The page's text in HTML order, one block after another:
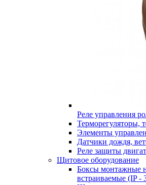
Реле управления
Терморегуляторы,
Элементы
Датчики дождя,
Реле защиты
Щитовое оборудование
Боксы монтажные
встраиваемые (IP -